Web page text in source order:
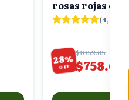
rosas rojas en
(4,376
28%
OFF
$1053.65
$758.63